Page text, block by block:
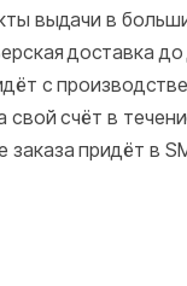
выдачи в
доставка
с
свой счёт в
придёт в